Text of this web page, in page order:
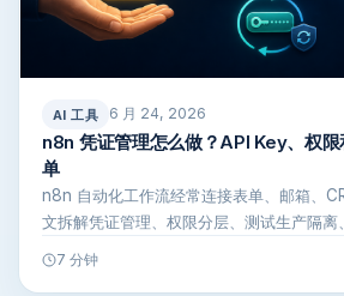
AI 工具 6 月 24, 2026
n8n 凭证管理怎么做？API Key、权
单
n8n 自动化工作流经常连接表单、邮箱、
文拆解凭证管理、权限分层、测试生产隔离
7 分钟